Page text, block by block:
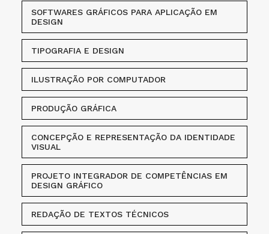
SOFTWARES GRÁFICOS PARA APLICAÇÃO EM
DESIGN
TIPOGRAFIA E DESIGN
ILUSTRAÇÃO POR COMPUTADOR
PRODUÇÃO GRÁFICA
CONCEPÇÃO E REPRESENTAÇÃO DA IDENTIDADE
VISUAL
PROJETO INTEGRADOR DE COMPETÊNCIAS EM
DESIGN GRÁFICO
REDAÇÃO DE TEXTOS TÉCNICOS